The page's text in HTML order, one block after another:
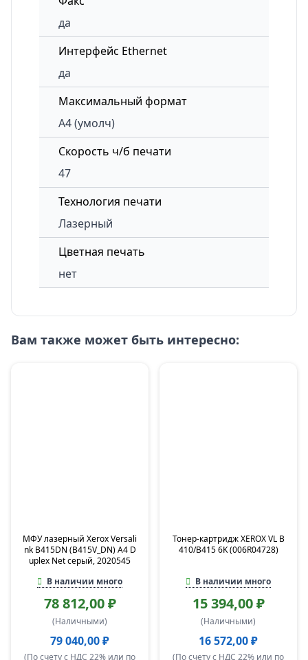
да
Интерфейс Ethernet
да
Максимальный формат
А4 (умолч)
Скорость ч/б печати
47
Технология печати
Лазерный
Цветная печать
нет
Вам также может быть интересно:
МФУ лазерный Xerox Versali
nk B415DN (B415V_DN) A4 D
uplex Net серый, 2020545
В наличии много
78 812,00 ₽
(Наличными)
79 040,00 ₽
(По счету с НДС 22% или по
Тонер-картридж XEROX VL B
410/B415 6K (006R04728)
В наличии много
15 394,00 ₽
(Наличными)
16 572,00 ₽
(По счету с НДС 22% или по